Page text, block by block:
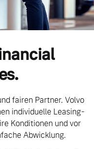
fairen Partner. Volvo
individuelle Leasing-
Konditionen und vor
Abwicklung.